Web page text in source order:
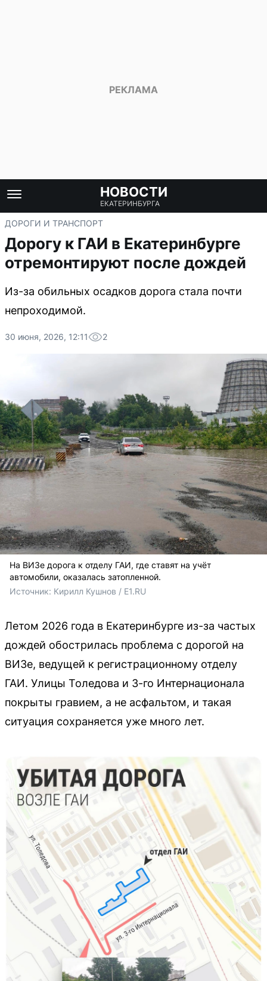
НОВОСТИ
ЕКАТЕРИНБУРГА
ДОРОГИ И ТРАНСПОРТ
Дорогу к ГАИ в Екатеринбурге
отремонтируют после дождей
Из-за обильных осадков дорога стала почти
непроходимой.
30 июня, 2026, 12:11 2
На ВИЗе дорога к отделу ГАИ, где ставят на учёт
автомобили, оказалась затопленной.
Источник: Кирилл Кушнов / E1.RU
Летом 2026 года в Екатеринбурге из-за частых
дождей обострилась проблема с дорогой на
ВИЗе, ведущей к регистрационному отделу
ГАИ. Улицы Толедова и 3-го Интернационала
покрыты гравием, а не асфальтом, и такая
ситуация сохраняется уже много лет.